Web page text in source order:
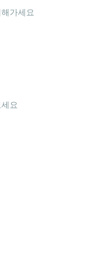
가세요
요